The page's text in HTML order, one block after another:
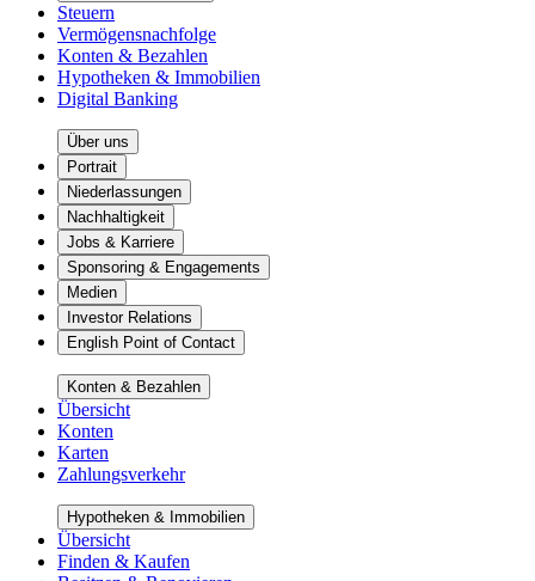
Steuern
Vermögensnachfolge
Konten & Bezahlen
Hypotheken & Immobilien
Digital Banking
Über uns
Portrait
Niederlassungen
Nachhaltigkeit
Jobs & Karriere
Sponsoring & Engagements
Medien
Investor Relations
English Point of Contact
Konten & Bezahlen
Übersicht
Konten
Karten
Zahlungsverkehr
Hypotheken & Immobilien
Übersicht
Finden & Kaufen